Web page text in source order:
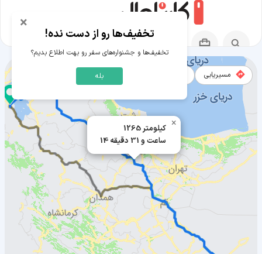
1265 کیلومتر
14 ساعت و 31 دقیقه
×
مسیریابی
مسیر اشکذر به ارومیه
× تخفیف‌ها رو از دست نده!
تخفیف‌ها و جشنواره‌های سفر رو بهت اطلاع بدیم؟
بله